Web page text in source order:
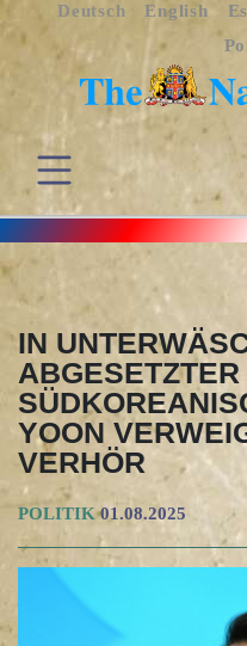
Deutsch English
IN
ABGESETZTER
YOON
VERHÖR
POLITIK 01.08.2025